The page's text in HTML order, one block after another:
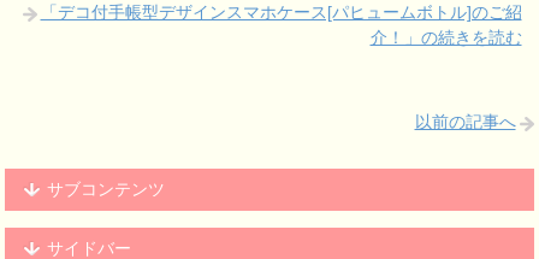
「デコ付手帳型デザインスマホケース[パヒュームボトル]のご紹
介！」の続きを読む
以前の記事へ
サブコンテンツ
サイドバー